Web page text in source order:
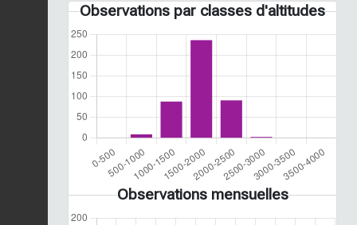
Observations par classes d'altitudes
Observations mensuelles